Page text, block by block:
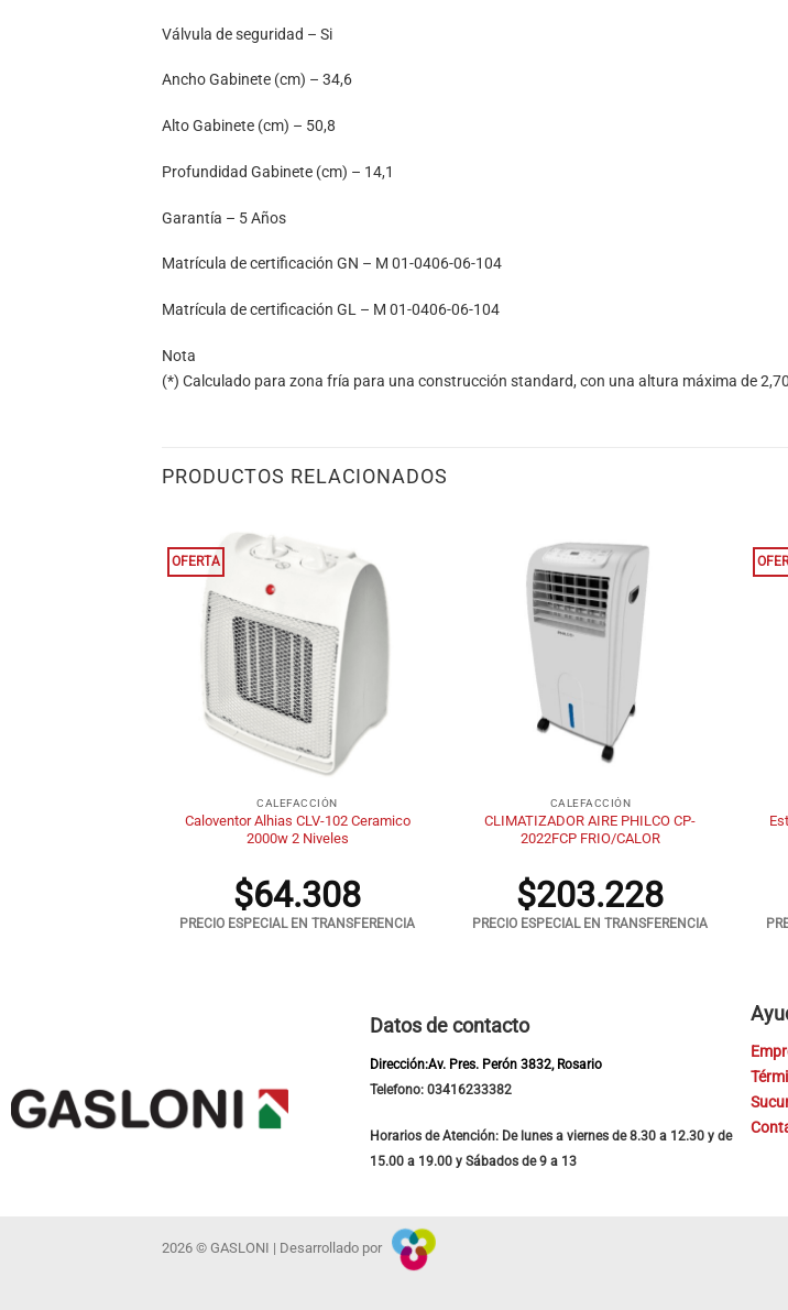
Válvula de seguridad – Si
Ancho Gabinete (cm) – 34,6
Alto Gabinete (cm) – 50,8
Profundidad Gabinete (cm) – 14,1
Garantía – 5 Años
Matrícula de certificación GN – M 01-0406-06-104
Matrícula de certificación GL – M 01-0406-06-104
Nota
(*) Calculado para zona fría para una construcción standard, con una altura máxima de
PRODUCTOS RELACIONADOS
OFERTA
CALEFACCIÓN
Caloventor Alhias CLV-102 Ceramico
2000w 2 Niveles
$64.308
PRECIO ESPECIAL EN TRANSFERENCIA
CALEFACCIÓN
CLIMATIZADOR AIRE PHILCO CP-
2022FCP FRIO/CALOR
$203.228
PRECIO ESPECIAL EN TRANSFERENCIA
Datos de contacto
Dirección:Av. Pres. Perón 3832, Rosario
Telefono: 03416233382
Horarios de Atención: De lunes a viernes de 8.30 a 12.30 y de
15.00 a 19.00 y Sábados de 9 a 13
2026 © GASLONI | Desarrollado por